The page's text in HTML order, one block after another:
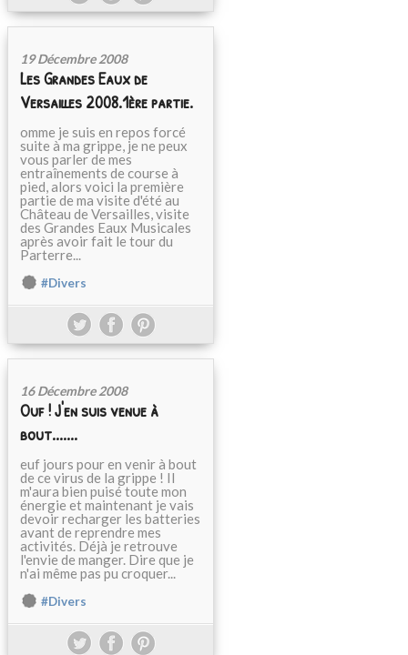
19 Décembre 2008
Les Grandes Eaux de
Versailles 2008.1ère partie.
omme je suis en repos forcé
suite à ma grippe, je ne peux
vous parler de mes
entraînements de course à
pied, alors voici la première
partie de ma visite d'été au
Château de Versailles, visite
des Grandes Eaux Musicales
après avoir fait le tour du
Parterre...
#Divers
16 Décembre 2008
Ouf ! J'en suis venue à
bout.......
euf jours pour en venir à bout
de ce virus de la grippe ! Il
m'aura bien puisé toute mon
énergie et maintenant je vais
devoir recharger les batteries
avant de reprendre mes
activités. Déjà je retrouve
l'envie de manger. Dire que je
n'ai même pas pu croquer...
#Divers